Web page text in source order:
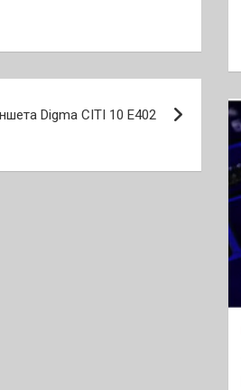
Digma CITI 10 E402